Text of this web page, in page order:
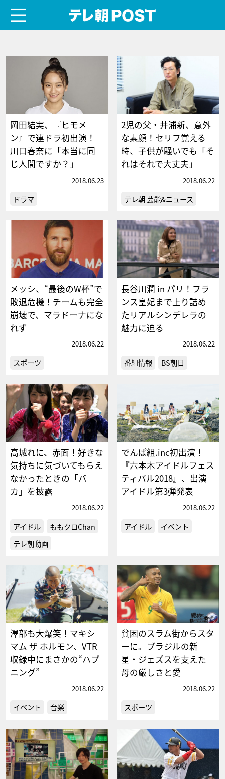
岡田結実、『ヒモメ
ン』で連ドラ初出演！
川口春奈に「本当に同
じ人間ですか？」
2018.06.23
ドラマ
2児の父・井浦新、意外
な素顔！セリフ覚える
時、子供が騒いでも「そ
れはそれで大丈夫」
2018.06.22
テレ朝 芸能&ニュース
メッシ、“最後のW杯”で
敗退危機！チームも完全
崩壊で、マラドーナにな
れず
2018.06.22
スポーツ
長谷川潤 in パリ！フラ
ンス皇妃まで上り詰め
たリアルシンデレラの
魅力に迫る
2018.06.22
番組情報 BS朝日
高城れに、赤面！好きな
気持ちに気づいてもらえ
なかったときの「バ
カ」を披露
2018.06.22
アイドル
ももクロChan
テレ朝動画
でんぱ組.inc初出演！
『六本木アイドルフェス
ティバル2018』、出演
アイドル第3弾発表
2018.06.22
アイドル イベント
澤部も大爆笑！マキシ
マム ザ ホルモン、VTR
収録中にまさかの“ハプ
ニング”
2018.06.22
イベント 音楽
貧困のスラム街からスタ
ーに。ブラジルの新
星・ジェズスを支えた
母の厳しさと愛
2018.06.22
スポーツ